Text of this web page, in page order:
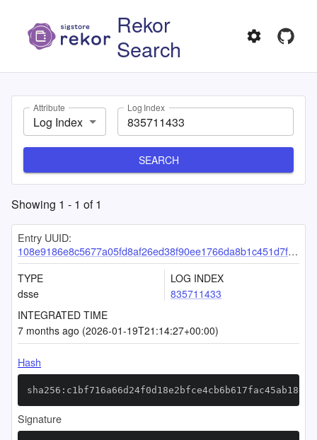
Rekor
Search
Attribute
Log Index
Log Index
SEARCH
Showing 1 - 1 of1
Entry UUID:
108e9186e8c5677a05fd8af26ed38f90ee1766da8b1c451d7f734dd24ebc1b9529840c9f0511f0fb
TYPE
dsse
LOG INDEX
835711433
INTEGRATED TIME
7 months ago (2026-01-19T21:14:27+00:00)
Hash
Signature